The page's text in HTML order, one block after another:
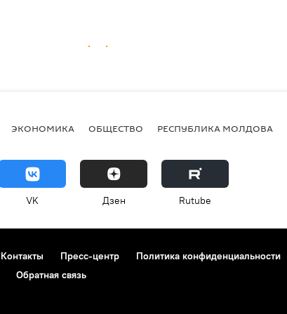
ЭКОНОМИКА ОБЩЕСТВО РЕСПУБЛИКА МОЛДОВА
VK Дзен Rutube
Контакты Пресс-центр Политика конфиденциальности
Обратная связь